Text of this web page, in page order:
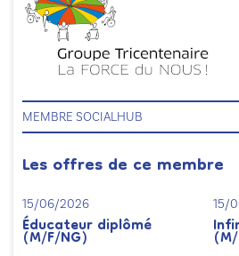
MEMBRE SOCIALHUB
Les offres de ce membre
15/06/2026
Éducateur diplômé
(M/F/NG)
15/